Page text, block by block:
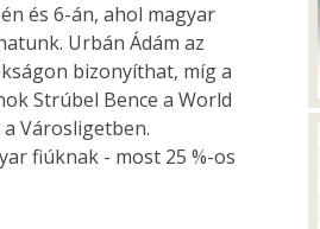
és 6-án, ahol magyar
Urbán Ádám az
bizonyíthat, míg a
Strúbel Bence a World
Városligetben.
fiúknak - most 25 %-os